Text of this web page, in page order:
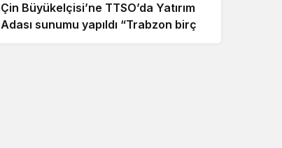
Çin Büyükelçisi’ne TTSO’da Yatırım
Adası sunumu yapıldı “Trabzon birçok